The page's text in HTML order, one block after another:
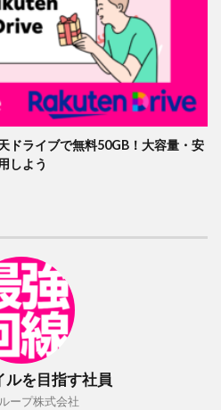
ドライブで無料50GB！大容量・安
しよう
ルを目指す社員
ープ株式会社